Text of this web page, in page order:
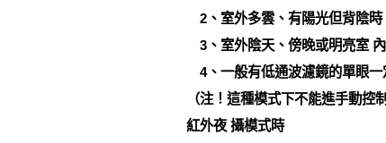
2、室外多雲、有陽光但背陰時
3、室外陰天、傍晚或明亮室
4、一般有低通波濾鏡的單眼一
（注！這種模式下不能進手動
紅外夜 攝模式時